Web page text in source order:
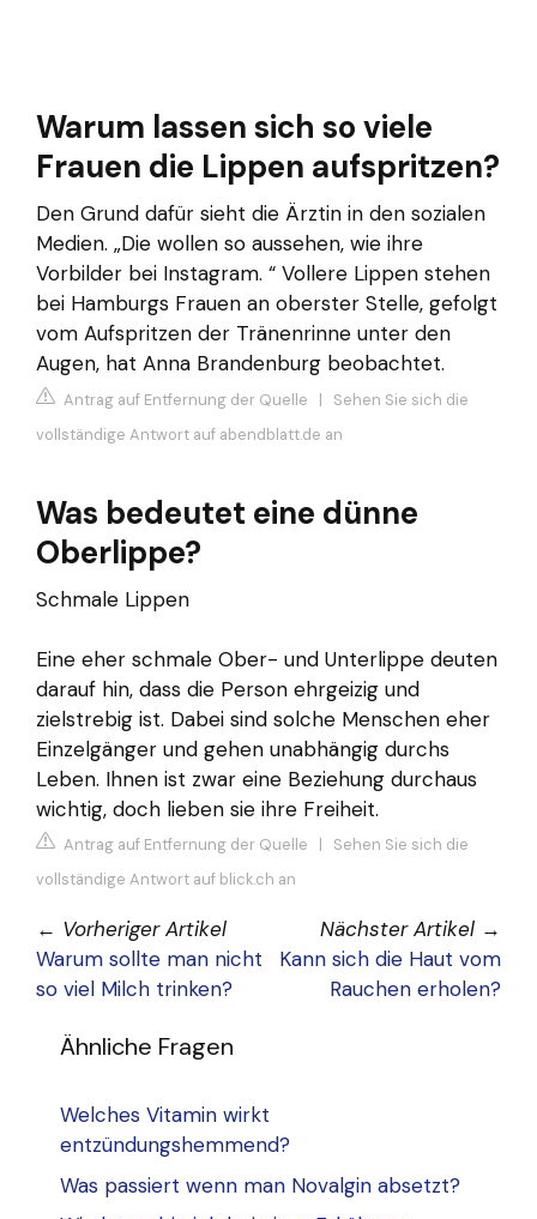
Warum lassen sich so viele
Frauen die Lippen aufspritzen?
Den Grund dafür sieht die Ärztin in den sozialen
Medien. „Die wollen so aussehen, wie ihre
Vorbilder bei Instagram. “ Vollere Lippen stehen
bei Hamburgs Frauen an oberster Stelle, gefolgt
vom Aufspritzen der Tränenrinne unter den
Augen, hat Anna Brandenburg beobachtet.
Antrag auf Entfernung der Quelle | Sehen Sie sich die
vollständige Antwort auf abendblatt.de an
Was bedeutet eine dünne
Oberlippe?
Schmale Lippen
Eine eher schmale Ober- und Unterlippe deuten
darauf hin, dass die Person ehrgeizig und
zielstrebig ist. Dabei sind solche Menschen eher
Einzelgänger und gehen unabhängig durchs
Leben. Ihnen ist zwar eine Beziehung durchaus
wichtig, doch lieben sie ihre Freiheit.
Antrag auf Entfernung der Quelle | Sehen Sie sich die
vollständige Antwort auf blick.ch an
← Vorheriger Artikel
Warum sollte man nicht
so viel Milch trinken?
Nächster Artikel →
Kann sich die Haut vom
Rauchen erholen?
Ähnliche Fragen
Welches Vitamin wirkt
entzündungshemmend?
Was passiert wenn man Novalgin absetzt?